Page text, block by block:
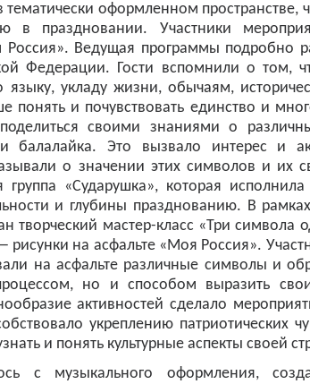
тематически оформленном пространстве,
в праздновании. Участники
Ведущая программы подробно
Федерации. Гости вспомнили о
языку, укладу жизни, обычаям,
понять и почувствовать единство и
своими знаниями о
балалайка. Это вызвало интерес и
о значении этих символов и их
группа «Сударушка», которая
и глубины празднованию. В
творческий мастер-класс «Три
рисунки на асфальте «Моя Россия».
на асфальте различные символы и
но и способом выразить
активностей сделало
укреплению патриотических
и понять культурные аспекты своей
с музыкального оформления,